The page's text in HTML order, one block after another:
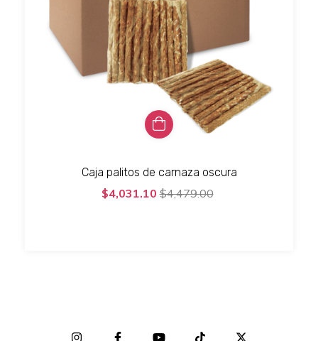
Caja palitos de carnaza oscura
$4,031.10$4,479.00